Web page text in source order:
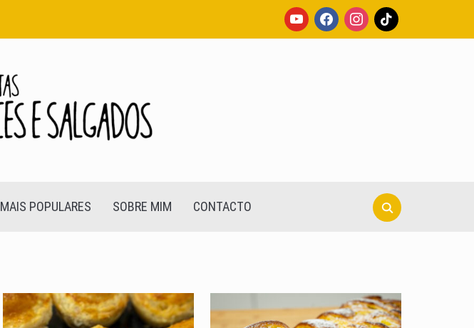
youtubefacebookinstagram
tiktok
Search
for:
MAIS POPULARES SOBRE MIM CONTACTO